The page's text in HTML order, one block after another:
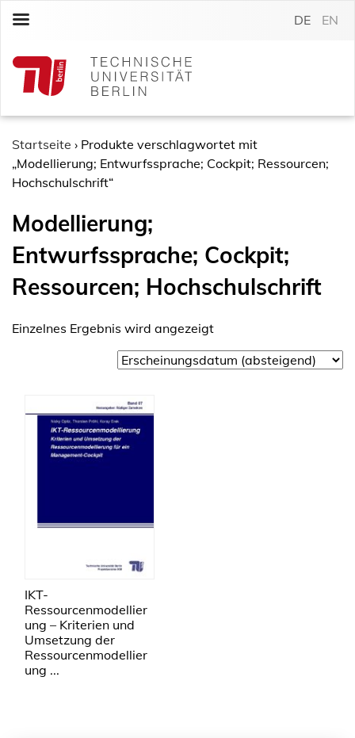
c
DE EN
Startseite › Produkte verschlagwortet mit
„Modellierung; Entwurfssprache; Cockpit; Ressourcen;
Hochschulschrift“
Modellierung;
Entwurfssprache; Cockpit;
Ressourcen; Hochschulschrift
Einzelnes Ergebnis wird angezeigt
IKT-
Ressourcenmodellier
ung – Kriterien und
Umsetzung der
Ressourcenmodellier
ung ...